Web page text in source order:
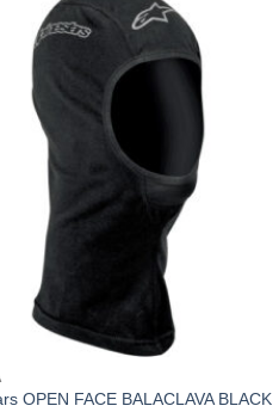
OPEN FACE BALACLAVA BLACK